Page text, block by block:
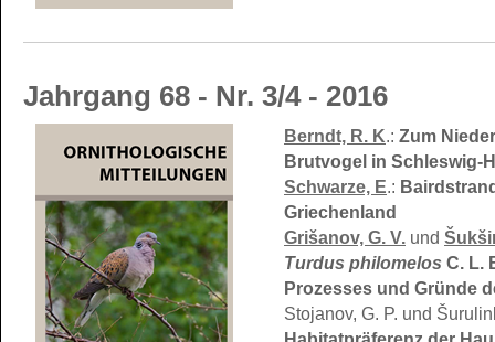
Jahrgang 68 - Nr. 3/4 - 2016
Berndt, R. K.: Zum
Brutvogel in Schleswig-
Schwarze, E.:
Griechenland
Grišanov, G. V. und
Turdus philomelos C. L.
Prozesses und Gründe
Stojanov, G. P. und